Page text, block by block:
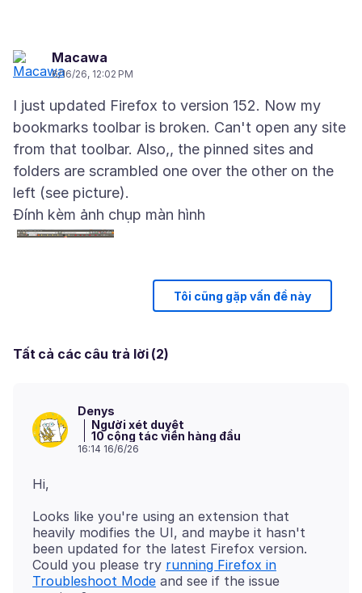
Macawa
6/16/26, 12:02 PM
I just updated Firefox to version 152. Now my
bookmarks toolbar is broken. Can't open any site
from that toolbar. Also,, the pinned sites and
folders are scrambled one over the other on the
Đính kèm ảnh chụp màn hình
Tôi cũng gặp vấn đề này
Tất cả các câu trả lời (2)
Denys
Người xét duyệt
10 cộng tác viên hàng đầu
16:14 16/6/26
Looks like you're using an extension that
heavily modifies the UI, and maybe it hasn't
been updated for the latest Firefox version.
Could you please try running Firefox in
Troubleshoot Mode and see if the issue